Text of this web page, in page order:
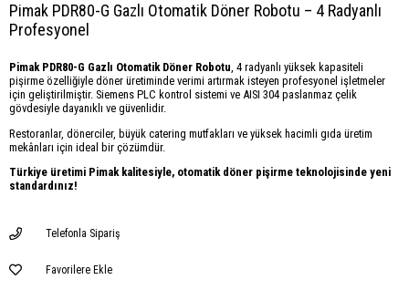
Pimak PDR80-G Gazlı Otomatik Döner Robotu – 4 Radyanlı
Profesyonel
Pimak PDR80-G Gazlı Otomatik Döner Robotu , 4 radyanlı yüksek kapasiteli
pişirme özelliğiyle döner üretiminde verimi artırmak isteyen profesyonel işletmeler
için geliştirilmiştir. Siemens PLC kontrol sistemi ve AISI 304 paslanmaz çelik
gövdesiyle dayanıklı ve güvenlidir.
Restoranlar, dönerciler, büyük catering mutfakları ve yüksek hacimli gıda üretim
mekânları için ideal bir çözümdür.
Türkiye üretimi Pimak kalitesiyle, otomatik döner pişirme teknolojisinde yeni
standardınız!
Telefonla Sipariş
Favorilere Ekle